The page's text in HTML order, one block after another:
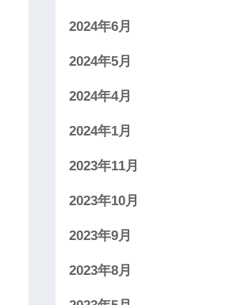
2024年6月
2024年5月
2024年4月
2024年1月
2023年11月
2023年10月
2023年9月
2023年8月